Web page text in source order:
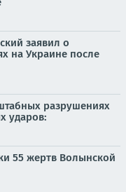
заявил о
на Украине после
разрушениях
ударов:
55 жертв Волынской